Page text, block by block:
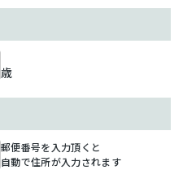
歳
郵便番号を入力頂くと
自動で住所が入力されます